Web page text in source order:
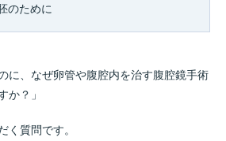
のために
に、なぜ卵管や腹腔内を治す腹腔鏡手術
か？」
く質問です。